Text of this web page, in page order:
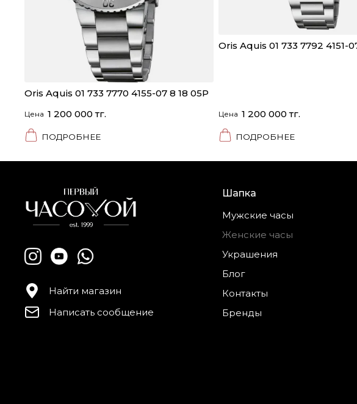
Oris Aquis 01 733 7770 4155-07 8 18 05P
Цена 1 200 000 тг.
ПОДРОБНЕЕ
Oris Aquis 01 733 7792 4151-
Цена 1 200 000 тг.
ПОДРОБНЕЕ
Найти магазин
Написать сообщение
Шапка
Мужские часы
Женские часы
Украшения
Блог
Контакты
Бренды